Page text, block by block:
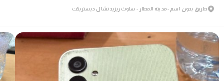
طريق بدون اسم - مدينة المطار - ساوث ريزيدنشال ديستريكت